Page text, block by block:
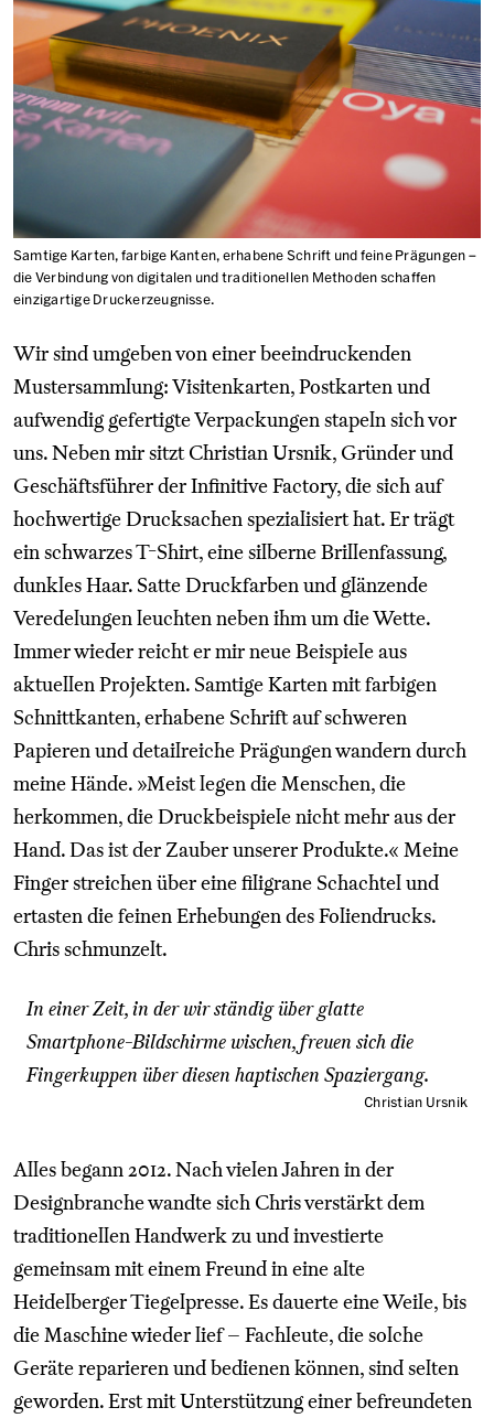
Samtige Karten, farbige Kanten, erhabene Schrift und feine Prägungen –
die Verbindung von digitalen und traditionellen Methoden schaffen
einzigartige Druckerzeugnisse.
Wir sind umgeben von einer beeindruckenden
Mustersammlung: Visitenkarten, Postkarten und
aufwendig gefertigte Verpackungen stapeln sich vor
uns. Neben mir sitzt Christian Ursnik, Gründer und
Geschäftsführer der Infinitive Factory, die sich auf
hochwertige Drucksachen spezialisiert hat. Er trägt
ein schwarzes T-Shirt, eine silberne Brillenfassung,
dunkles Haar. Satte Druckfarben und glänzende
Veredelungen leuchten neben ihm um die Wette.
Immer wieder reicht er mir neue Beispiele aus
aktuellen Projekten. Samtige Karten mit farbigen
Schnittkanten, erhabene Schrift auf schweren
Papieren und detailreiche Prägungen wandern durch
meine Hände. »Meist legen die Menschen, die
herkommen, die Druckbeispiele nicht mehr aus der
Hand. Das ist der Zauber unserer Produkte.« Meine
Finger streichen über eine filigrane Schachtel und
ertasten die feinen Erhebungen des Foliendrucks.
Chris schmunzelt.
In einer Zeit, in der wir ständig über glatte
Smartphone-Bildschirme wischen, freuen sich die
Fingerkuppen über diesen haptischen Spaziergang.
Christian Ursnik
Alles begann 2012. Nach vielen Jahren in der
Designbranche wandte sich Chris verstärkt dem
traditionellen Handwerk zu und investierte
gemeinsam mit einem Freund in eine alte
Heidelberger Tiegelpresse. Es dauerte eine Weile, bis
die Maschine wieder lief – Fachleute, die solche
Geräte reparieren und bedienen können, sind selten
geworden. Erst mit Unterstützung einer befreundeten